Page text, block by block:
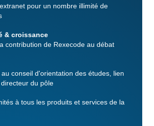
pour un nombre illimité de
& croissance
contribution de Rexecode au débat
au conseil d'orientation des études, lien
du pôle
à tous les produits et services de la